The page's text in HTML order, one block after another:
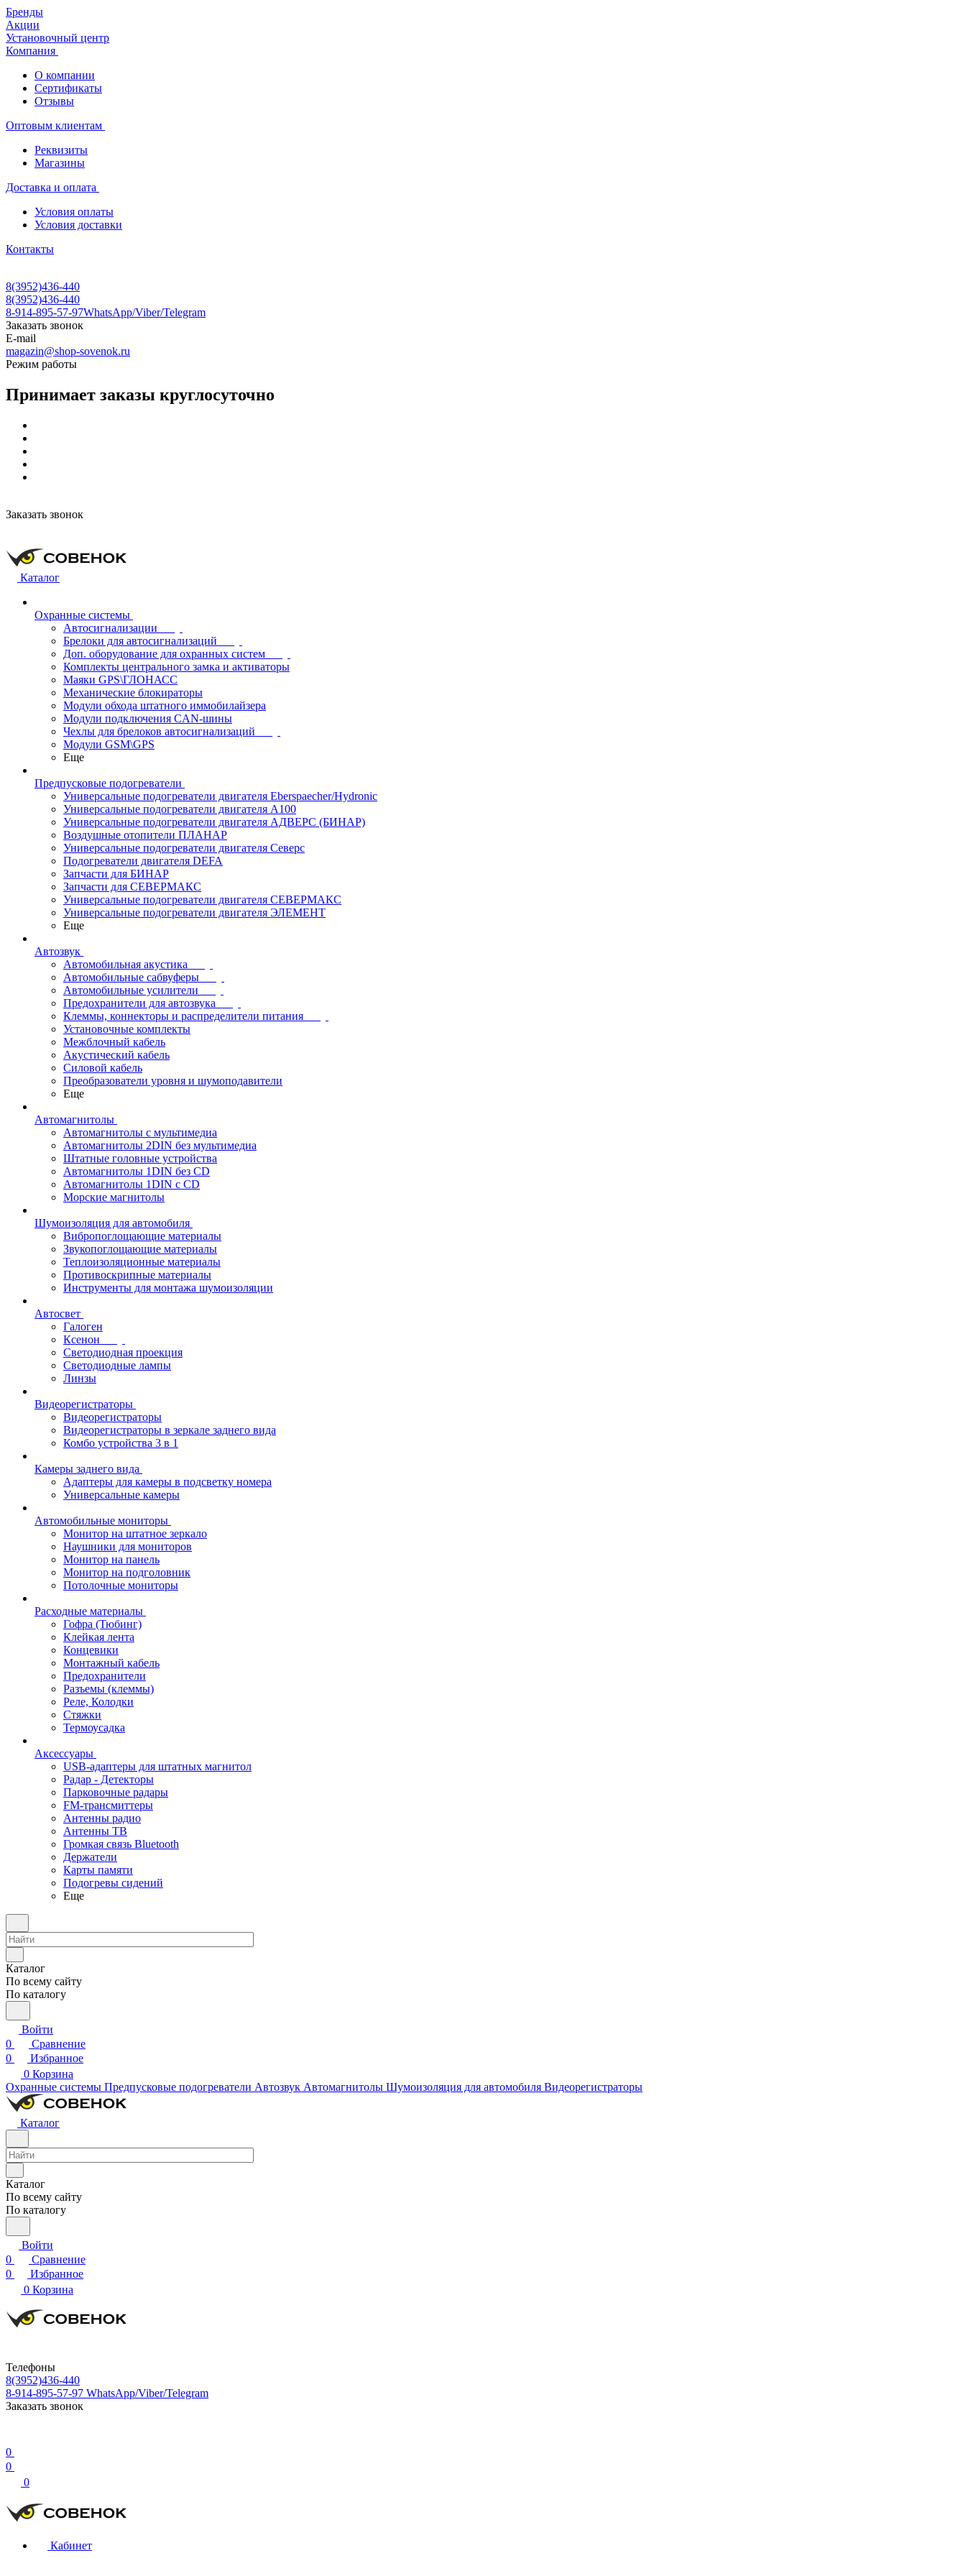
Бренды
Акции
Установочный центр
Компания
О компании
Сертификаты
Отзывы
Оптовым клиентам
Реквизиты
Магазины
Доставка и оплата
Условия оплаты
Условия доставки
Контакты
8(3952)436-440
8(3952)436-440
8-914-895-57-97WhatsApp/Viber/Telegram
Заказать звонок
E-mail
magazin@shop-sovenok.ru
Режим работы
Принимает заказы круглосуточно
Заказать звонок
Каталог
Охранные системы
Автосигнализации
Брелоки для автосигнализаций
Доп. оборудование для охранных систем
Комплекты центрального замка и активаторы
Маяки GPS\ГЛОНАСС
Механические блокираторы
Модули обхода штатного иммобилайзера
Модули подключения CAN-шины
Чехлы для брелоков автосигнализаций
Модули GSM\GPS
Еще
Предпусковые подогреватели
Универсальные подогреватели двигателя Eberspaecher/Hydronic
Универсальные подогреватели двигателя A100
Универсальные подогреватели двигателя АДВЕРС (БИНАР)
Воздушные отопители ПЛАНАР
Универсальные подогреватели двигателя Северс
Подогреватели двигателя DEFA
Запчасти для БИНАР
Запчасти для СЕВЕРМАКС
Универсальные подогреватели двигателя СЕВЕРМАКС
Универсальные подогреватели двигателя ЭЛЕМЕНТ
Еще
Автозвук
Автомобильная акустика
Автомобильные сабвуферы
Автомобильные усилители
Предохранители для автозвука
Клеммы, коннекторы и распределители питания
Установочные комплекты
Межблочный кабель
Акустический кабель
Силовой кабель
Преобразователи уровня и шумоподавители
Еще
Автомагнитолы
Автомагнитолы с мультимедиа
Автомагнитолы 2DIN без мультимедиа
Штатные головные устройства
Автомагнитолы 1DIN без CD
Автомагнитолы 1DIN с CD
Морские магнитолы
Шумоизоляция для автомобиля
Вибропоглощающие материалы
Звукопоглощающие материалы
Теплоизоляционные материалы
Противоскрипные материалы
Инструменты для монтажа шумоизоляции
Автосвет
Галоген
Ксенон
Светодиодная проекция
Светодиодные лампы
Линзы
Видеорегистраторы
Видеорегистраторы
Видеорегистраторы в зеркале заднего вида
Комбо устройства 3 в 1
Камеры заднего вида
Адаптеры для камеры в подсветку номера
Универсальные камеры
Автомобильные мониторы
Монитор на штатное зеркало
Наушники для мониторов
Монитор на панель
Монитор на подголовник
Потолочные мониторы
Расходные материалы
Гофра (Тюбинг)
Клейкая лента
Концевики
Монтажный кабель
Предохранители
Разъемы (клеммы)
Реле, Колодки
Стяжки
Термоусадка
Аксессуары
USB-адаптеры для штатных магнитол
Радар - Детекторы
Парковочные радары
FM-трансмиттеры
Антенны радио
Антенны ТВ
Громкая связь Bluetooth
Держатели
Карты памяти
Подогревы сидений
Еще
Каталог
По всему сайту
По каталогу
Войти
0
Сравнение
0
Избранное
0 Корзина
Охранные системы Предпусковые подогреватели Автозвук Автомагнитолы Шумоизоляция для автомобиля Видеорегистраторы
Каталог
Каталог
По всему сайту
По каталогу
Войти
0
Сравнение
0
Избранное
0 Корзина
Телефоны
8(3952)436-440
8-914-895-57-97 WhatsApp/Viber/Telegram
Заказать звонок
0
0
0
Кабинет